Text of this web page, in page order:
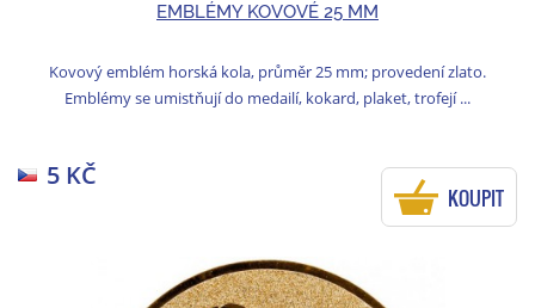
EMBLÉMY KOVOVÉ 25 MM
Kovový emblém horská kola, průměr 25 mm; provedení zlato.
Emblémy se umistňují do medailí, kokard, plaket, trofejí ...
5 KČ
KOUPIT